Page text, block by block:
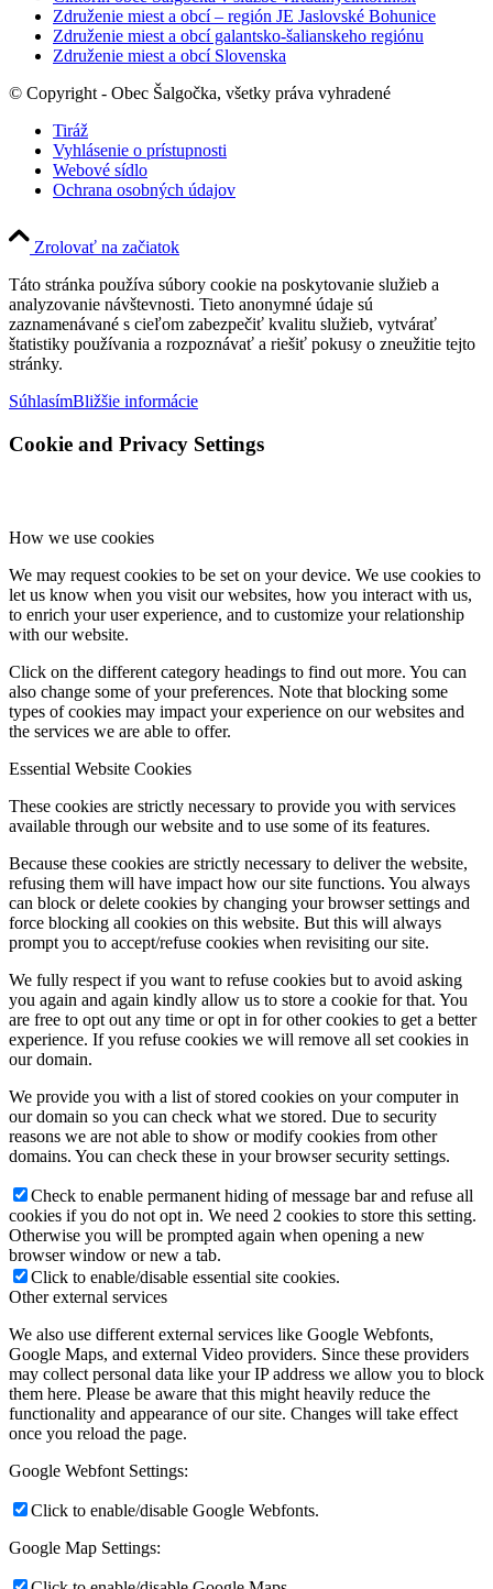
Združenie miest a obcí – región JE Jaslovské Bohunice
Združenie miest a obcí galantsko-šalianskeho regiónu
Združenie miest a obcí Slovenska
© Copyright - Obec Šalgočka, všetky práva vyhradené
Tiráž
Vyhlásenie o prístupnosti
Webové sídlo
Ochrana osobných údajov
Zrolovať na začiatok
Táto stránka používa súbory cookie na poskytovanie služieb a
analyzovanie návštevnosti. Tieto anonymné údaje sú
zaznamenávané s cieľom zabezpečiť kvalitu služieb, vytvárať
štatistiky používania a rozpoznávať a riešiť pokusy o zneužitie tejto
stránky.
SúhlasímBližšie informácie
Cookie and Privacy Settings
How we use cookies
We may request cookies to be set on your device. We use cookies to
let us know when you visit our websites, how you interact with us,
to enrich your user experience, and to customize your relationship
with our website.
Click on the different category headings to find out more. You can
also change some of your preferences. Note that blocking some
types of cookies may impact your experience on our websites and
the services we are able to offer.
Essential Website Cookies
These cookies are strictly necessary to provide you with services
available through our website and to use some of its features.
Because these cookies are strictly necessary to deliver the website,
refusing them will have impact how our site functions. You always
can block or delete cookies by changing your browser settings and
force blocking all cookies on this website. But this will always
prompt you to accept/refuse cookies when revisiting our site.
We fully respect if you want to refuse cookies but to avoid asking
you again and again kindly allow us to store a cookie for that. You
are free to opt out any time or opt in for other cookies to get a better
experience. If you refuse cookies we will remove all set cookies in
our domain.
We provide you with a list of stored cookies on your computer in
our domain so you can check what we stored. Due to security
reasons we are not able to show or modify cookies from other
domains. You can check these in your browser security settings.
Check to enable permanent hiding of message bar and refuse all
cookies if you do not opt in. We need 2 cookies to store this setting.
Otherwise you will be prompted again when opening a new
browser window or new a tab.
Click to enable/disable essential site cookies.
Other external services
We also use different external services like Google Webfonts,
Google Maps, and external Video providers. Since these providers
may collect personal data like your IP address we allow you to block
them here. Please be aware that this might heavily reduce the
functionality and appearance of our site. Changes will take effect
once you reload the page.
Google Webfont Settings:
Click to enable/disable Google Webfonts.
Google Map Settings: